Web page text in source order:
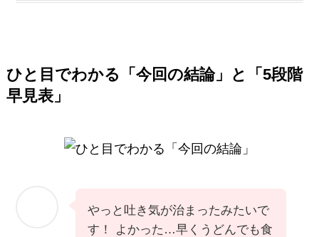
ひと目でわかる「今回の結論」と「5段階
早見表」
やっと吐き気が治まったみたいで
す！ よかった…早くうどんでも食